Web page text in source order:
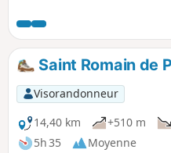
Saint Romain de
Visorandonneur
14,40 km
+510 m
5h 35
Moyenne